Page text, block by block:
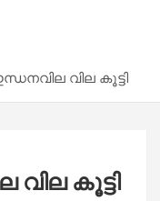
വില കൂട്ടി
കൂട്ടി